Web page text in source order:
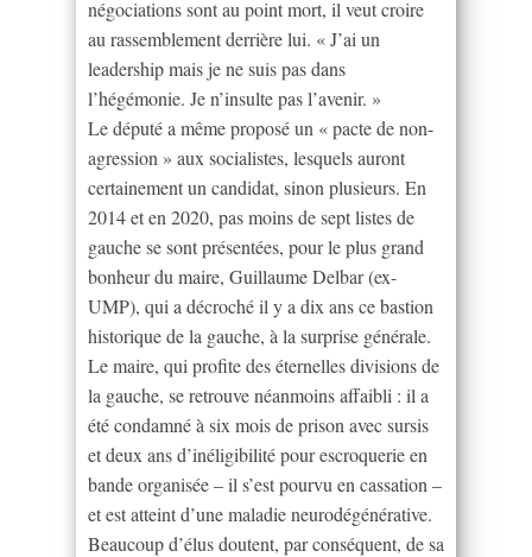
négociations sont au point mort, il veut croire
au rassemblement derrière lui. « J’ai un
leadership mais je ne suis pas dans
l’hégémonie. Je n’insulte pas l’avenir. »
Le député a même proposé un « pacte de non-
agression » aux socialistes, lesquels auront
certainement un candidat, sinon plusieurs. En
2014 et en 2020, pas moins de sept listes de
gauche se sont présentées, pour le plus grand
bonheur du maire, Guillaume Delbar (ex-
UMP), qui a décroché il y a dix ans ce bastion
historique de la gauche, à la surprise générale.
Le maire, qui profite des éternelles divisions de
la gauche, se retrouve néanmoins affaibli : il a
été condamné à six mois de prison avec sursis
et deux ans d’inéligibilité pour escroquerie en
bande organisée – il s’est pourvu en cassation –
et est atteint d’une maladie neurodégénérative.
Beaucoup d’élus doutent, par conséquent, de sa